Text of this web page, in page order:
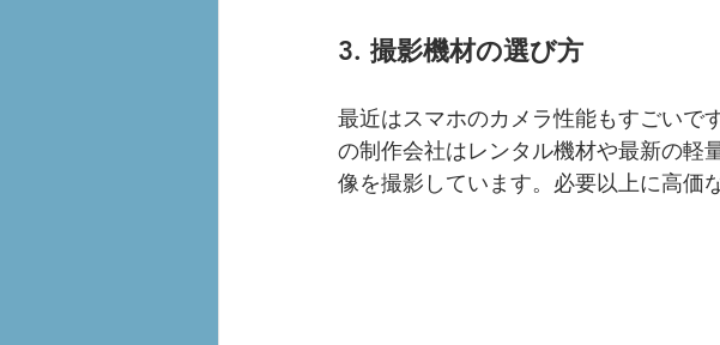
3. 撮影機材の選び方
最近はスマホのカメラ性能もすごいで
の制作会社はレンタル機材や最新の軽
像を撮影しています。必要以上に高価